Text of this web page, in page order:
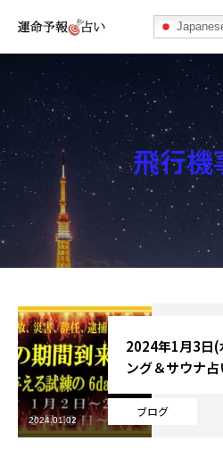
運命予報占い
運命予報占いとは
あなたの所属部屋を探そう！
最恐の相性占い
秘伝公開！吉凶カレンダー
ブログ
お知らせ
芸能界
飛行機
ブログ
2024年1月3日(
ング＆サウナ占
2024.01.02